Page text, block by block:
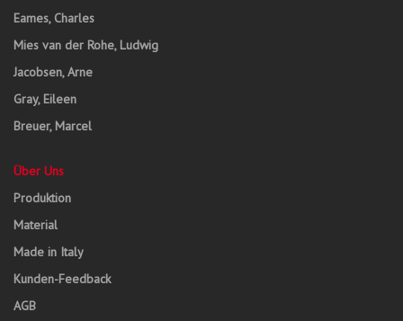
Eames, Charles
Mies van der Rohe, Ludwig
Jacobsen, Arne
Gray, Eileen
Breuer, Marcel
Über Uns
Produktion
Material
Made in Italy
Kunden-Feedback
AGB